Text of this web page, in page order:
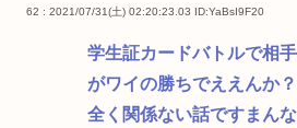
62 : 2021/07/31(土) 02:20:23.03 ID:YaBsI9F20
学生証カードバトルで相
がワイの勝ちでええんか？
全く関係ない話ですまんな